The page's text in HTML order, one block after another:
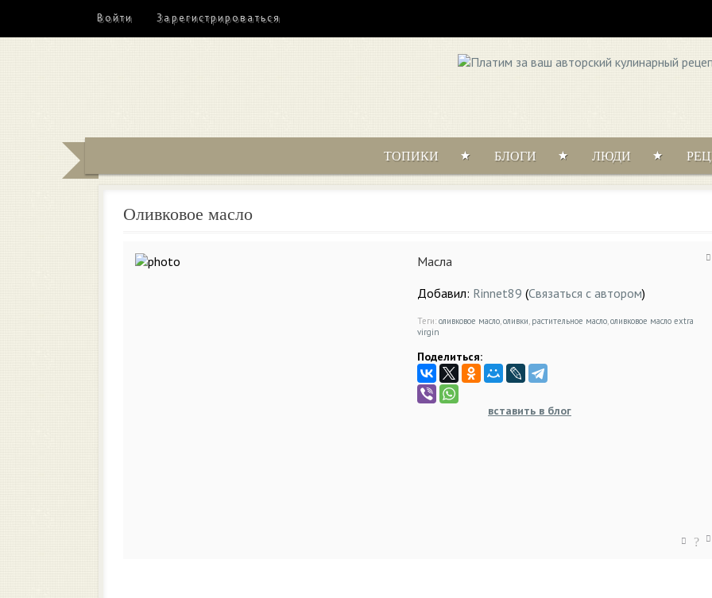
Войти Зарегистрироваться
ТОПИКИ БЛОГИ ЛЮДИ
Оливковое масло
Масла
?
Добавил: Rinnet89 (Связаться с автором)
Теги: оливковое масло,оливки, растительное масло,оливковое масло extra
virgin
Поделиться:
вставить в блог